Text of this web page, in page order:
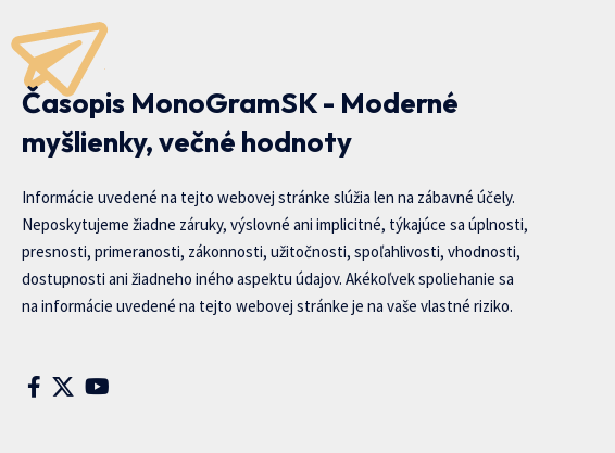
Časopis MonoGramSK - Moderné
myšlienky, večné hodnoty
Informácie uvedené na tejto webovej stránke slúžia len na zábavné účely.
Neposkytujeme žiadne záruky, výslovné ani implicitné, týkajúce sa úplnosti,
presnosti, primeranosti, zákonnosti, užitočnosti, spoľahlivosti, vhodnosti,
dostupnosti ani žiadneho iného aspektu údajov. Akékoľvek spoliehanie sa
na informácie uvedené na tejto webovej stránke je na vaše vlastné riziko.